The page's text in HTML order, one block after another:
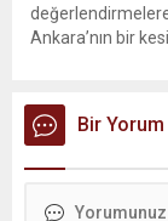
Ankara’nın bir
üzerine çıkarak
Bir Yorum